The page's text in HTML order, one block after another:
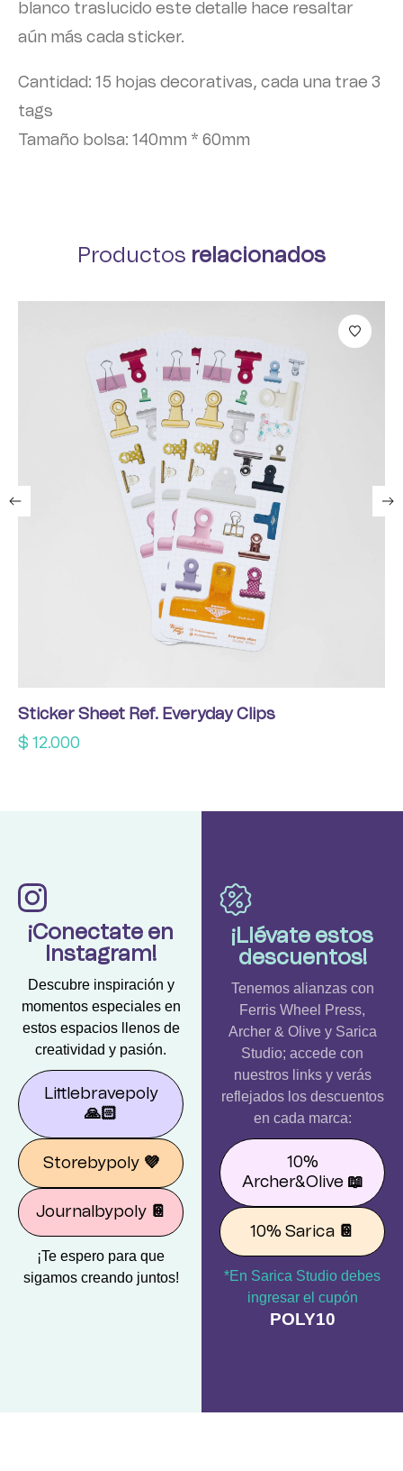
blanco traslucido este detalle hace resaltar
aún más cada sticker.
Cantidad: 15 hojas decorativas, cada una trae 3
tags
Tamaño bolsa: 140mm * 60mm
Productos relacionados
Sticker Sheet Ref. Everyday Clips
$ 12.000
¡Conectate en
Instagram!
Descubre inspiración y
momentos especiales en
estos espacios llenos de
creatividad y pasión.
Littlebravepoly
🙏🏻
Storebypoly 💜
Journalbypoly 📔
¡Te espero para que
sigamos creando juntos!
¡Llévate estos
descuentos!
Tenemos alianzas con
Ferris Wheel Press,
Archer & Olive y Sarica
Studio; accede con
nuestros links y verás
reflejados los descuentos
en cada marca:
10%
Archer&Olive 📖
10% Sarica 📔
*En Sarica Studio debes
ingresar el cupón
POLY10